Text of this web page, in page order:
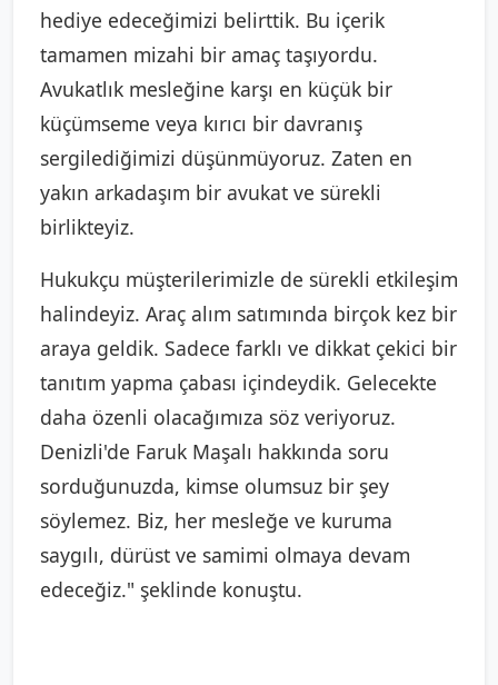
hediye edeceğimizi belirttik. Bu içerik
tamamen mizahi bir amaç taşıyordu.
Avukatlık mesleğine karşı en küçük bir
küçümseme veya kırıcı bir davranış
sergilediğimizi düşünmüyoruz. Zaten en
yakın arkadaşım bir avukat ve sürekli
birlikteyiz.
Hukukçu müşterilerimizle de sürekli etkileşim
halindeyiz. Araç alım satımında birçok kez bir
araya geldik. Sadece farklı ve dikkat çekici bir
tanıtım yapma çabası içindeydik. Gelecekte
daha özenli olacağımıza söz veriyoruz.
Denizli'de Faruk Maşalı hakkında soru
sorduğunuzda, kimse olumsuz bir şey
söylemez. Biz, her mesleğe ve kuruma
saygılı, dürüst ve samimi olmaya devam
edeceğiz." şeklinde konuştu.